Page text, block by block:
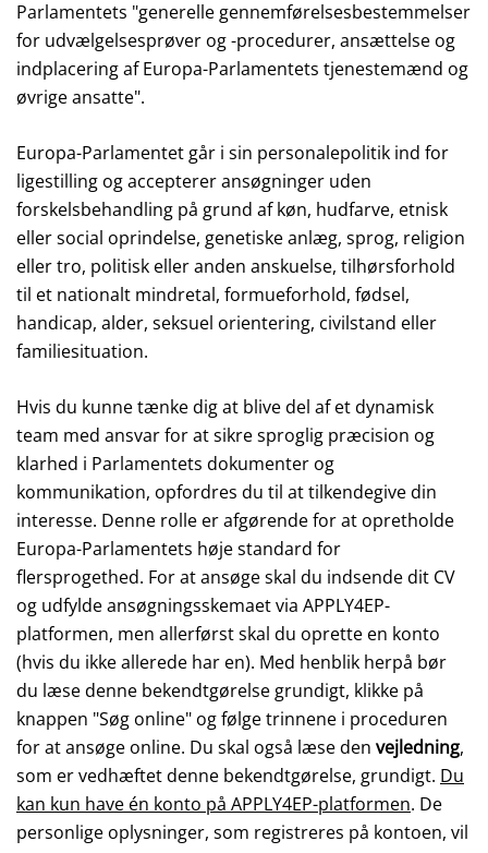
Parlamentets "generelle gennemførelsesbestemmelser
for udvælgelsesprøver og -procedurer, ansættelse og
indplacering af Europa-Parlamentets tjenestemænd og
øvrige ansatte".
Europa-Parlamentet går i sin personalepolitik ind for
ligestilling og accepterer ansøgninger uden
forskelsbehandling på grund af køn, hudfarve, etnisk
eller social oprindelse, genetiske anlæg, sprog, religion
eller tro, politisk eller anden anskuelse, tilhørsforhold
til et nationalt mindretal, formueforhold, fødsel,
handicap, alder, seksuel orientering, civilstand eller
familiesituation.
Hvis du kunne tænke dig at blive del af et dynamisk
team med ansvar for at sikre sproglig præcision og
klarhed i Parlamentets dokumenter og
kommunikation, opfordres du til at tilkendegive din
interesse. Denne rolle er afgørende for at opretholde
Europa-Parlamentets høje standard for
flersprogethed. For at ansøge skal du indsende dit CV
og udfylde ansøgningsskemaet via APPLY4EP-
platformen, men allerførst skal du oprette en konto
(hvis du ikke allerede har en). Med henblik herpå bør
du læse denne bekendtgørelse grundigt, klikke på
knappen "Søg online" og følge trinnene i proceduren
for at ansøge online. Du skal også læse den vejledning,
som er vedhæftet denne bekendtgørelse, grundigt. Du
kan kun have én konto på APPLY4EP-platformen. De
personlige oplysninger, som registreres på kontoen, vil